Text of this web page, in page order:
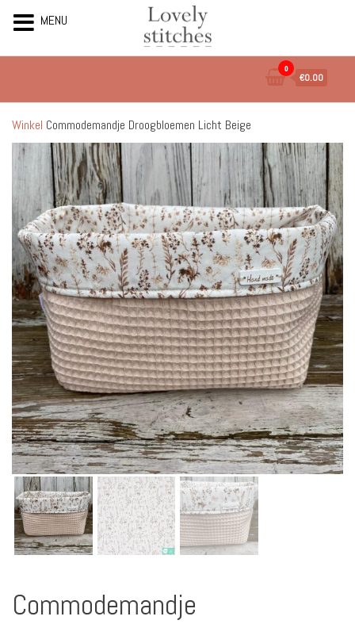
de
inhoud
0
€0.00
Winkel Commodemandje Droogbloemen Licht Beige
Commodemandje
MENU